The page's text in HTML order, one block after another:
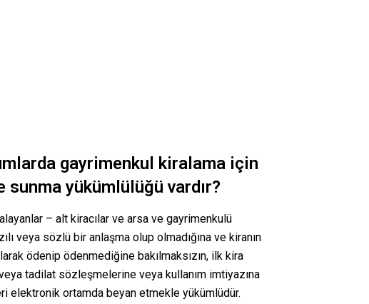
gayrimenkul kiralama için
sunma yükümlülüğü vardır?
– alt kiracılar ve arsa ve gayrimenkulü
veya sözlü bir anlaşma olup olmadığına ve kiranın
ödenip ödenmediğine bakılmaksızın, ilk kira
tadilat sözleşmelerine veya kullanım imtiyazına
elektronik ortamda beyan etmekle yükümlüdür.